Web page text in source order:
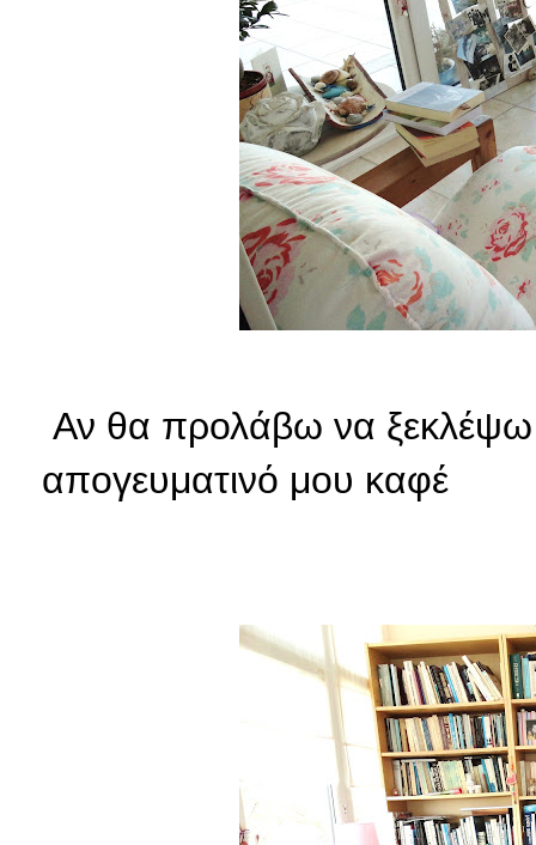
Αν θα προλάβω να ξεκλέψω
απογευματινό μου καφέ